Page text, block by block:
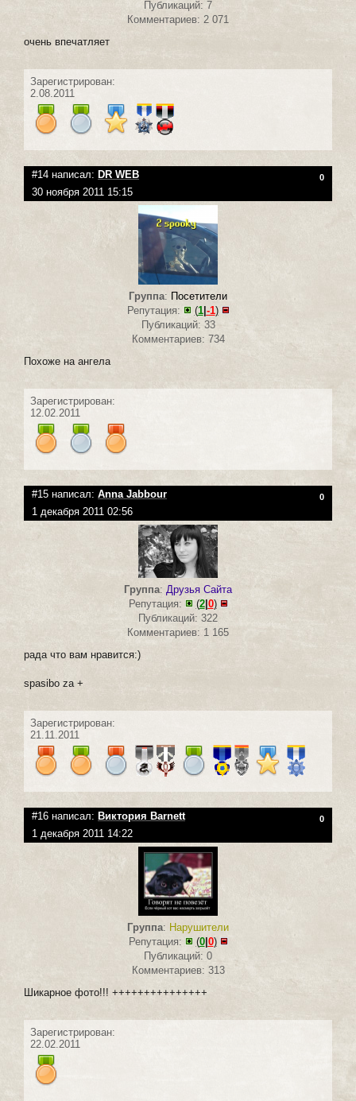
Публикаций: 7
Комментариев: 2 071
очень впечатляет
Зарегистрирован:
2.08.2011
#14 написал: DR WEB 0
30 ноября 2011 15:15
Группа: Посетители
Репутация:
(1| -1)
Публикаций: 33
Комментариев: 734
Похоже на ангела
Зарегистрирован:
12.02.2011
#15 написал: Anna Jabbour 0
1 декабря 2011 02:56
Группа: Друзья Сайта
Репутация:
(2|0)
Публикаций: 322
Комментариев: 1 165
рада что вам нравится:)
spasibo za +
Зарегистрирован:
21.11.2011
#16 написал: Виктория Barnett 0
1 декабря 2011 14:22
Группа: Нарушители
Репутация:
(0| 0)
Публикаций: 0
Комментариев: 313
Шикарное фото!!! +++++++++++++++
Зарегистрирован:
22.02.2011